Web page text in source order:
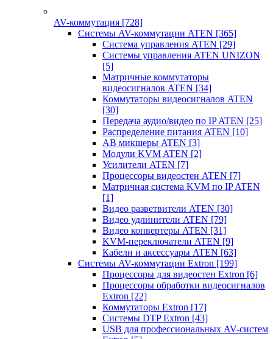
AV-коммутация [728]
Системы AV-коммутации ATEN [365]
Система управления ATEN [29]
Системы управления ATEN UNIZON
[5]
Матричные коммутаторы
видеосигналов ATEN [34]
Коммутаторы видеосигналов ATEN
[30]
Передача аудио/видео по IP ATEN [25]
Распределение питания ATEN [10]
АВ микшеры ATEN [3]
Модули KVM ATEN [2]
Усилители ATEN [7]
Процессоры видеостен ATEN [7]
Матричная система KVM по IP ATEN
[1]
Видео разветвители ATEN [30]
Видео удлинители ATEN [79]
Видео конвертеры ATEN [31]
KVM-переключатели ATEN [9]
Кабели и аксессуары ATEN [63]
Системы AV-коммутации Extron [199]
Процессоры для видеостен Extron [6]
Процессоры обработки видеосигналов
Extron [22]
Коммутаторы Extron [17]
Системы DTP Extron [43]
USB для профессиональных AV-систем